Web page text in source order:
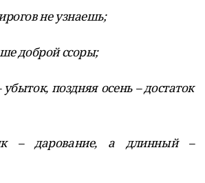
не узнаешь;
доброй ссоры;
поздняя осень – достаток
– дарование, а длинный –